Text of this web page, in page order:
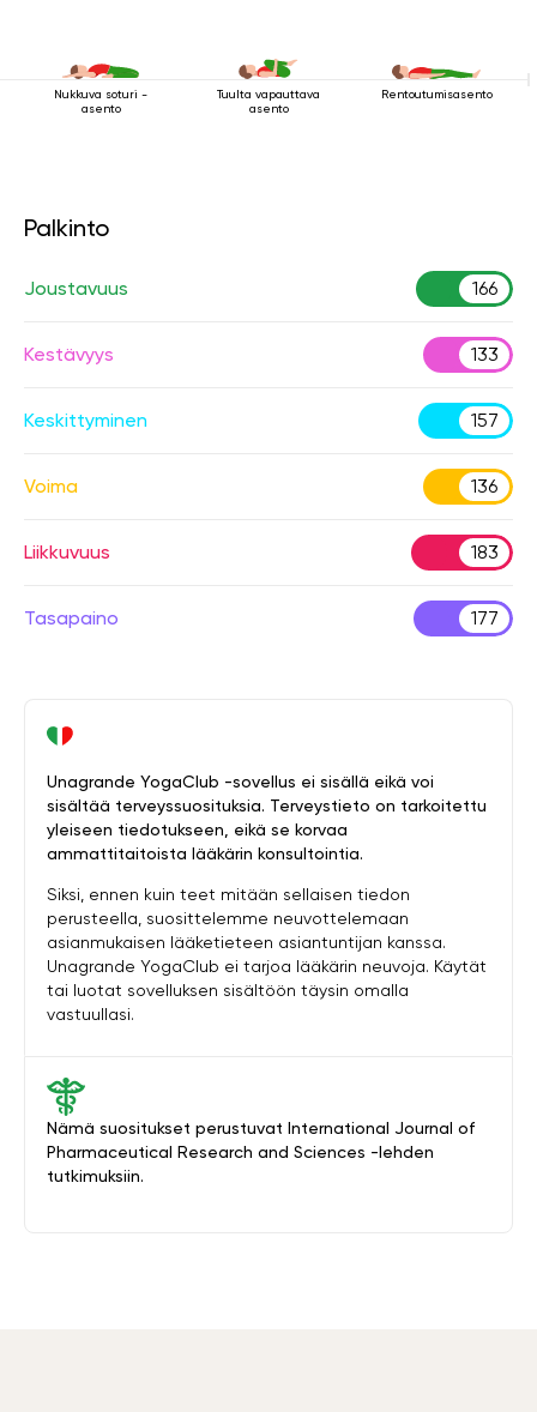
Nukkuva soturi -
asento
Tuulta vapauttava
asento
Rentoutumisasento
Palkinto
Joustavuus 166
Kestävyys 133
Keskittyminen 157
Voima 136
Liikkuvuus 183
Tasapaino 177
Nämä suositukset perustuvat International Journal of
Pharmaceutical Research and Sciences -lehden
tutkimuksiin.
Unagrande YogaClub -sovellus ei sisällä eikä voi
sisältää terveyssuosituksia. Terveystieto on tarkoitettu
yleiseen tiedotukseen, eikä se korvaa
ammattitaitoista lääkärin konsultointia.
Siksi, ennen kuin teet mitään sellaisen tiedon
perusteella, suosittelemme neuvottelemaan
asianmukaisen lääketieteen asiantuntijan kanssa.
Unagrande YogaClub ei tarjoa lääkärin neuvoja. Käytät
tai luotat sovelluksen sisältöön täysin omalla
vastuullasi.